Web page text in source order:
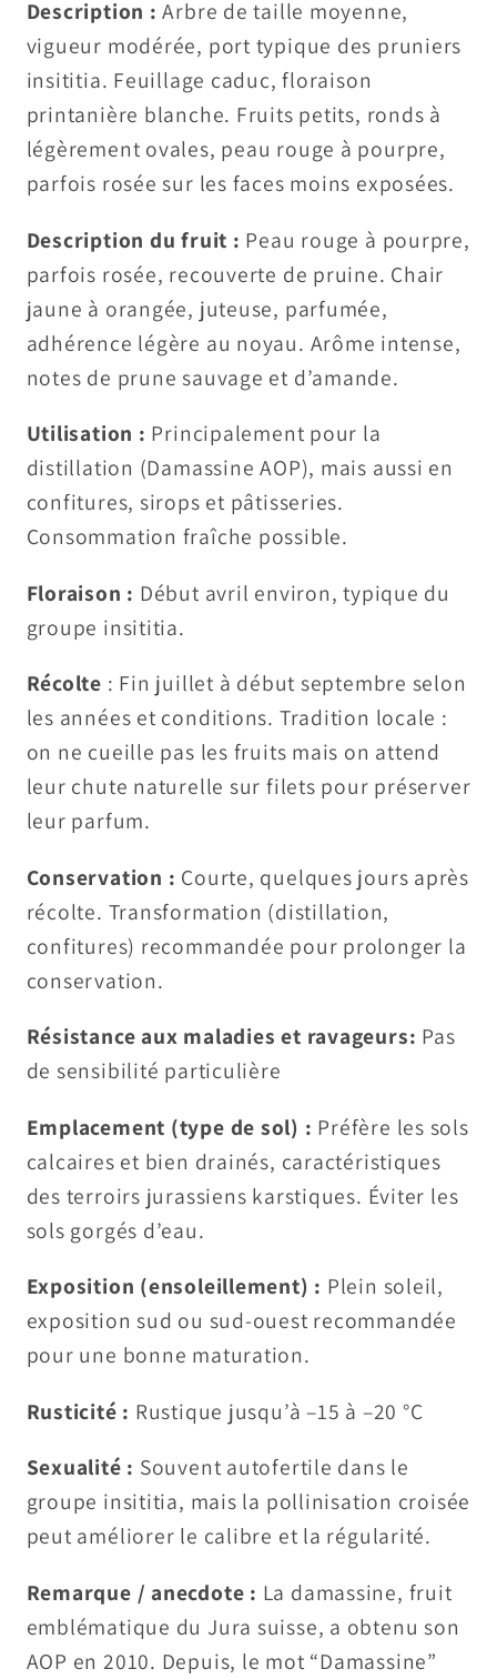
Description :Arbre de taille moyenne,
vigueur modérée, port typique des pruniers
insititia. Feuillage caduc, floraison
printanière blanche. Fruits petits, ronds à
légèrement ovales, peau rouge à pourpre,
parfois rosée sur les faces moins exposées.
Description du fruit : Peau rouge à pourpre,
parfois rosée, recouverte de pruine. Chair
jaune à orangée, juteuse, parfumée,
adhérence légère au noyau. Arôme intense,
notes de prune sauvage et d’amande.
Utilisation : Principalement pour la
distillation (Damassine AOP), mais aussi en
confitures, sirops et pâtisseries.
Consommation fraîche possible.
Floraison : Début avril environ, typique du
groupe insititia.
Récolte : Fin juillet à début septembre selon
les années et conditions. Tradition locale :
on ne cueille pas les fruits mais on attend
leur chute naturelle sur filets pour préserver
leur parfum.
Conservation : Courte, quelques jours après
récolte. Transformation (distillation,
confitures) recommandée pour prolonger la
conservation.
Résistance aux maladies et ravageurs: Pas
de sensibilité particulière
Emplacement (type de sol) : Préfère les sols
calcaires et bien drainés, caractéristiques
des terroirs jurassiens karstiques. Éviter les
sols gorgés d’eau.
Exposition (ensoleillement) : Plein soleil,
exposition sud ou sud-ouest recommandée
pour une bonne maturation.
Rusticité : Rustique jusqu’à –15 à –20 °C
Sexualité : Souvent autofertile dans le
groupe insititia, mais la pollinisation croisée
peut améliorer le calibre et la régularité.
Remarque / anecdote : La damassine, fruit
emblématique du Jura suisse, a obtenu son
AOP en 2010. Depuis, le mot “Damassine”